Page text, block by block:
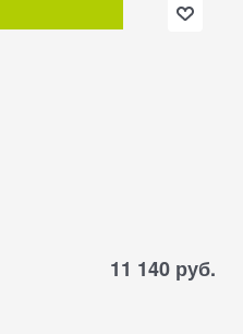
11 140 руб.